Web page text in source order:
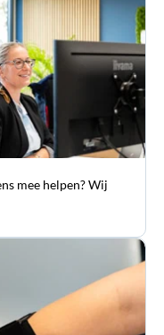
mee helpen? Wij